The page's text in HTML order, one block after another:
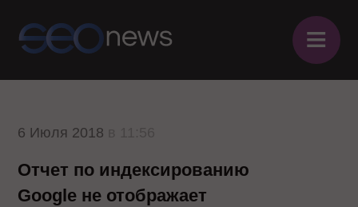
≡
6 Июля 2018
Отчет по индексированию
Google не отображает